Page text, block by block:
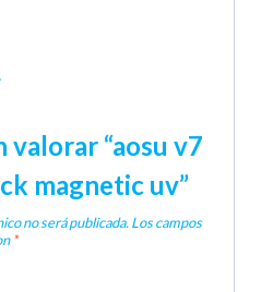
valorar “aosu v7
magnetic uv”
no será publicada.Los campos
*